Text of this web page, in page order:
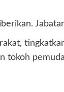
tokoh